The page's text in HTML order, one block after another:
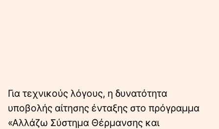
Για τεχνικούς λόγους, η δυνατότητα
υποβολής αίτησης ένταξης στο πρόγραμμα
«Αλλάζω Σύστημα Θέρμανσης και